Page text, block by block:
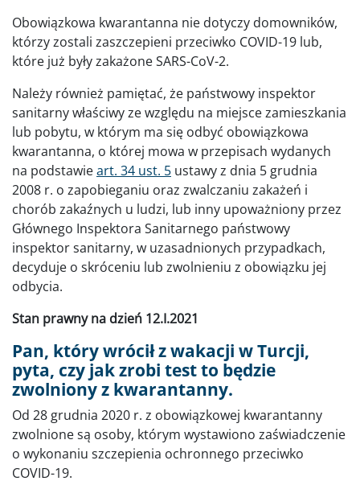
Obowiązkowa kwarantanna nie dotyczy domowników,
którzy zostali zaszczepieni przeciwko COVID-19 lub,
które już były zakażone SARS-CoV-2.
Należy również pamiętać, że państwowy inspektor
sanitarny właściwy ze względu na miejsce zamieszkania
lub pobytu, w którym ma się odbyć obowiązkowa
kwarantanna, o której mowa w przepisach wydanych
na podstawieart. 34 ust. 5 ustawy z dnia 5 grudnia
2008 r. o zapobieganiu oraz zwalczaniu zakażeń i
chorób zakaźnych u ludzi, lub inny upoważniony przez
Głównego Inspektora Sanitarnego państwowy
inspektor sanitarny, w uzasadnionych przypadkach,
decyduje o skróceniu lub zwolnieniu z obowiązku jej
odbycia.
Stan prawny na dzień 12.I.2021
Pan, który wrócił z wakacji w Turcji,
pyta, czy jak zrobi test to będzie
zwolniony z kwarantanny.
Od 28 grudnia 2020 r. z obowiązkowej kwarantanny
zwolnione są osoby, którym wystawiono zaświadczenie
o wykonaniu szczepienia ochronnego przeciwko
COVID-19.